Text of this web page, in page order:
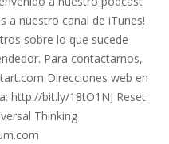
a nuestro canal de iTunes!
sobre lo que sucede
Para contactarnos,
Direcciones web en
http://bit.ly/18tO1NJ Reset
Thinking